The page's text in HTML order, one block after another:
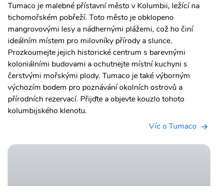
Tumaco je malebné přístavní město v Kolumbii, ležící na
tichomořském pobřeží. Toto město je obklopeno
mangrovovými lesy a nádhernými plážemi, což ho činí
ideálním místem pro milovníky přírody a slunce.
Prozkoumejte jejich historické centrum s barevnými
koloniálními budovami a ochutnejte místní kuchyni s
čerstvými mořskými plody. Tumaco je také výborným
výchozím bodem pro poznávání okolních ostrovů a
přírodních rezervací. Přijďte a objevte kouzlo tohoto
kolumbijského klenotu.
Víc o Tumaco